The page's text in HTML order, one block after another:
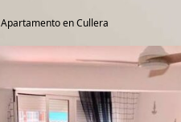
Apartamento en Cullera